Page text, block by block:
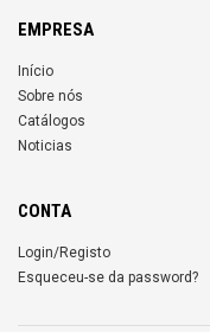
EMPRESA
Início
Sobre nós
Catálogos
Noticias
CONTA
Login/Registo
Esqueceu-se da password?